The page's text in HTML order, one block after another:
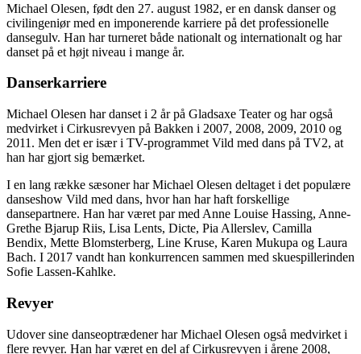
Michael Olesen, født den 27. august 1982, er en dansk danser og
civilingeniør med en imponerende karriere på det professionelle
dansegulv. Han har turneret både nationalt og internationalt og har
danset på et højt niveau i mange år.
Danserkarriere
Michael Olesen har danset i 2 år på Gladsaxe Teater og har også
medvirket i Cirkusrevyen på Bakken i 2007, 2008, 2009, 2010 og
2011. Men det er især i TV-programmet Vild med dans på TV2, at
han har gjort sig bemærket.
I en lang række sæsoner har Michael Olesen deltaget i det populære
danseshow Vild med dans, hvor han har haft forskellige
dansepartnere. Han har været par med Anne Louise Hassing, Anne-
Grethe Bjarup Riis, Lisa Lents, Dicte, Pia Allerslev, Camilla
Bendix, Mette Blomsterberg, Line Kruse, Karen Mukupa og Laura
Bach. I 2017 vandt han konkurrencen sammen med skuespillerinden
Sofie Lassen-Kahlke.
Revyer
Udover sine danseoptrædener har Michael Olesen også medvirket i
flere revyer. Han har været en del af Cirkusrevyen i årene 2008,